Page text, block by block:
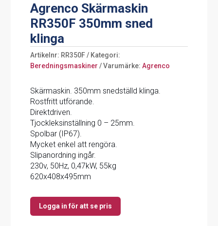
Agrenco Skärmaskin
RR350F 350mm sned
klinga
Artikelnr: RR350F
Kategori:
Beredningsmaskiner
Varumärke:Agrenco
Skärmaskin. ​​​​​​​350mm snedställd klinga.
Rostfritt utförande.
Direktdriven.
Tjockleksinställning 0 – 25mm.
Spolbar (IP67).
Mycket enkel att rengöra.
Slipanordning ingår.
230v, 50Hz, 0,47kW, 55kg
620x408x495mm
Logga in för att se pris